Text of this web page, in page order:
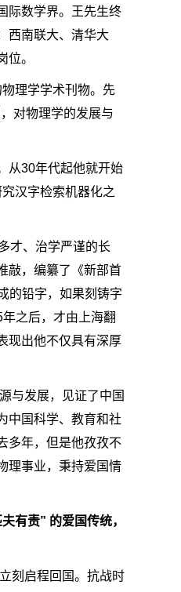
际数学界。王先生终
西南联大、清华大
。
理学学术刊物。先
对物理学的发展与
从30年代起他就开始
汉字检索机器化之
才、治学严谨的长
敲，编纂了《新部首
的铅字，如果刻铸字
之后，才由上海翻
现出他不仅具有深厚
与发展，见证了中国
中国科学、教育和社
多年，但是他孜孜不
理事业，秉持爱国情
有责” 的爱国传统，
刻启程回国。抗战时